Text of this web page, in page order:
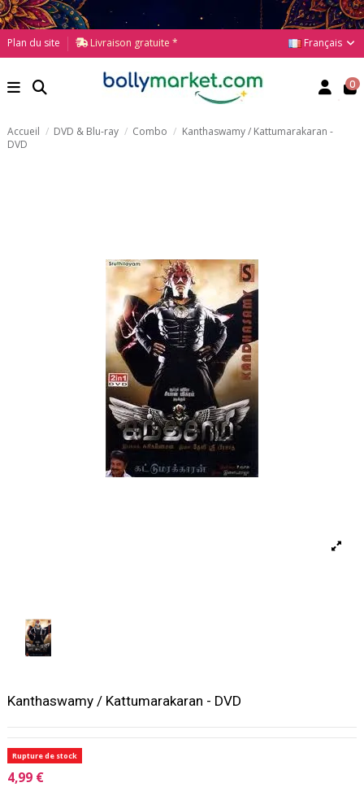
Plan du site Livraison gratuite * Français
0
Accueil DVD & Blu-ray Combo
Kanthaswamy / Kattumarakaran -
DVD
Kanthaswamy / Kattumarakaran - DVD
Rupture de stock
4,99 €